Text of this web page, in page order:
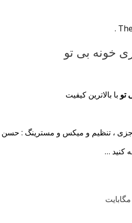
خونه بی تو
تو با بالاترین کیفیت
، تنظیم و میکس و مسترینگ : حسن
کنید …